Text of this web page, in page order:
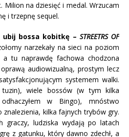
Milion na dziesięć i medal. Wrzucam
i trzepnę sequel.
ubij bossa kobitkę – STREETRS OF
narzekały na sieci na poziom
tu naprawdę fachowa chodzona
audiowizualną, prostym lecz
systemem walki.
wiele bossów (w tym kilka
w Bingo), mnóstwo
kilka fajnych trybów gry.
graczy, ludziska wydają po latach
z gatunku, który dawno zdechł, a